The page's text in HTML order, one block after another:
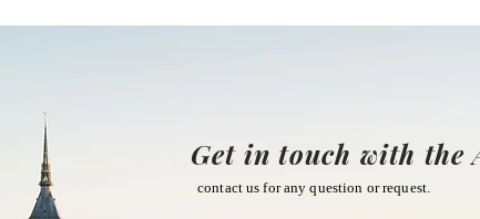
Get in touch with the
contact us for any question or request.